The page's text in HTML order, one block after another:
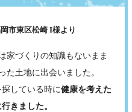
市東区松崎 I様より
家づくりの知識もないまま
た土地に出会いました。
探している時に健康を考えた
きました。